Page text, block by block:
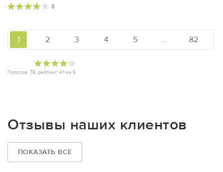
8
Голосов: 79, рейтинг: 4.1 из 5
1 2 3 4 5 ... 82
Отзывы наших клиентов
ПОКАЗАТЬ ВСЕ